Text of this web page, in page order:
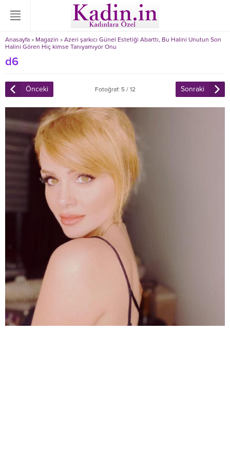
Anasayfa » Magazin » Azeri şarkıcı Günel Estetiği Abarttı, Bu Halini Unutun Son
Halini Gören Hiç kimse Tanıyamıyor Onu
d6
Önceki Fotoğraf: 5 / 12 Sonraki